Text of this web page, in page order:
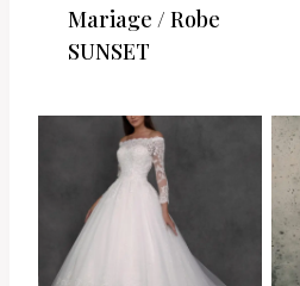
Mariage / Robe
SUNSET